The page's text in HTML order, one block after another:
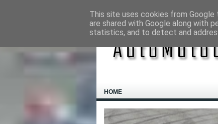
HOME
This site uses cookies from
are shared with Google along with
statistics, and to detect and